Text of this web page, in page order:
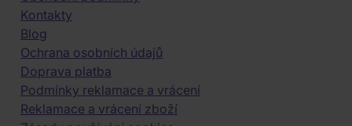
Kontakty
Blog
Ochrana osobních údajů
Doprava platba
Podmínky reklamace a vrácení
Reklamace a vrácení zboží